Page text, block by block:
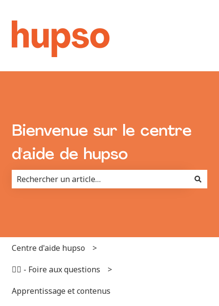
Bienvenue sur le centre
d'aide de hupso
Centre d'aide hupso
🙋‍♂️ - Foire aux questions
Apprentissage et contenus